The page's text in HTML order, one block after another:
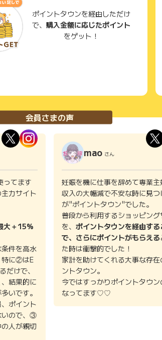
ポイントタウンを経由しただけ
で、 購入金額に応じたポイント
をゲット！
会員さまの声
ってます
力サイト
大＋15%
件を高水
特に②はE
だけで、
結果的に
いです。
ポイント
いので、③
人が親切
mao さん
妊娠を機に仕事を辞めて専業
収入の大幅減で不安な時に見
が"ポイントタウン"でした。
普段から利用するショッピン
を、 ポイントタウンを経由する
で、さらにポイントがもらえる
た時は衝撃的でした！
家計を助けてくれる大事な存
ントタウン。
今ではすっかりポイントタウ
なってます♡♡